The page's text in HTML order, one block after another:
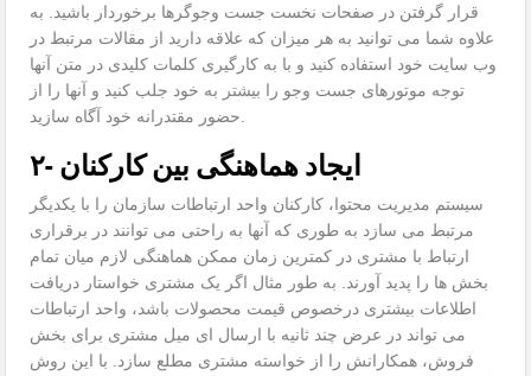
قرار گرفتن در صفحات نخست جست وجوگرها برخوردار باشید. به
علاوه شما می توانید به هر میزان که علاقه دارید از مقالات مرتبط در
وب سایت خود استفاده کنید و با به کارگیری کلمات کلیدی در متن آنها
توجه موتورهای جست وجو را بیشتر به خود جلب کنید و آنها را از
۲- ایجاد هماهنگی بین کارکنان
سیستم مدیریت محتوا، کارکنان واحد ارتباطات سازمان را با یکدیگر
مرتبط می سازد به طوری که آنها به راحتی می توانند در برقراری
ارتباط با مشتری در کمترین زمان ممکن هماهنگی لازم میان تمام
بخش ها را پدید آورند. به طور مثال اگر یک مشتری خواستار دریافت
اطلاعات بیشتری درخصوص قیمت محصولات باشد، واحد ارتباطات
می تواند در عرض چند ثانیه با ارسال ای میل مشتری برای بخش
فروش، همکارانش را از خواسته مشتری مطلع سازد. با این روش